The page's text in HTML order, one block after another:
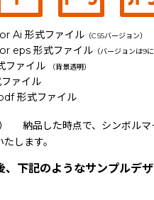
Ai 形式ファイル （CS5バージョン）
eps 形式ファイル （バージョンは9
ファイル （背景透明）
ァイル
形式ファイル
納品した時点で、シンボルマ
します。
、下記のようなサンプルデ